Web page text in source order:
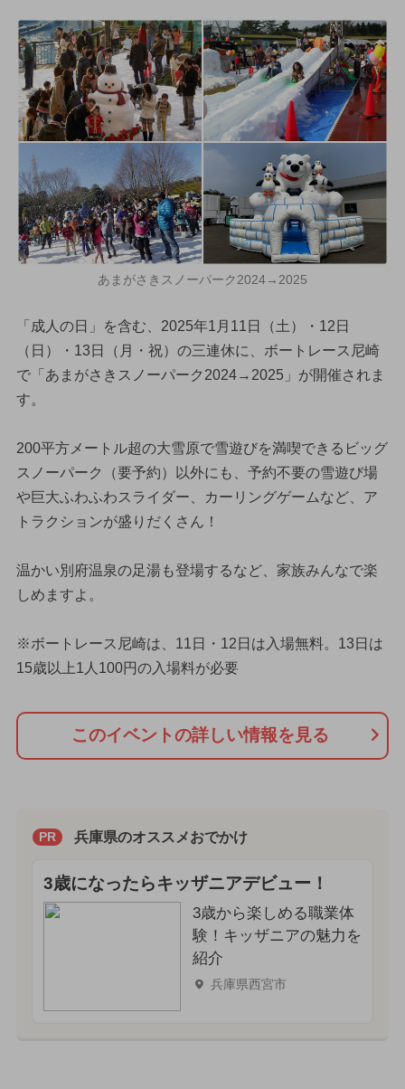
あまがさきスノーパーク2024→2025
「成人の日」を含む、2025年1月11日（土）・12日
（日）・13日（月・祝）の三連休に、ボートレース尼崎
で「あまがさきスノーパーク2024→2025」が開催されま
す。
200平方メートル超の大雪原で雪遊びを満喫できるビッグ
スノーパーク（要予約）以外にも、予約不要の雪遊び場
や巨大ふわふわスライダー、カーリングゲームなど、ア
トラクションが盛りだくさん！
温かい別府温泉の足湯も登場するなど、家族みんなで楽
しめますよ。
※ボートレース尼崎は、11日・12日は入場無料。13日は
15歳以上1人100円の入場料が必要
このイベントの詳しい情報を見る
PR 兵庫県のオススメおでかけ
3歳になったらキッザニアデビュー！
3歳から楽しめる職業体
験！キッザニアの魅力を
紹介
兵庫県西宮市